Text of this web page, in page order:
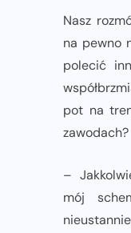
Nasz
na pewno
polecić
pot na
zawodach?
–
mój